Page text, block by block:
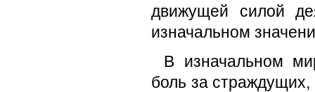
движущей силой
изначальном
В изначальном
боль за